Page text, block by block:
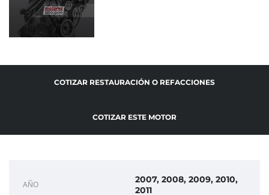
COTIZAR RESTAURACIÓN O REFACCIONES
COTIZAR ESTE MOTOR
AÑO
2007, 2008, 2009, 2010,
2011